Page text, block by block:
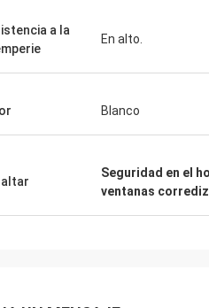
a la
En alto.
Blanco
Seguridad en el
ventanas